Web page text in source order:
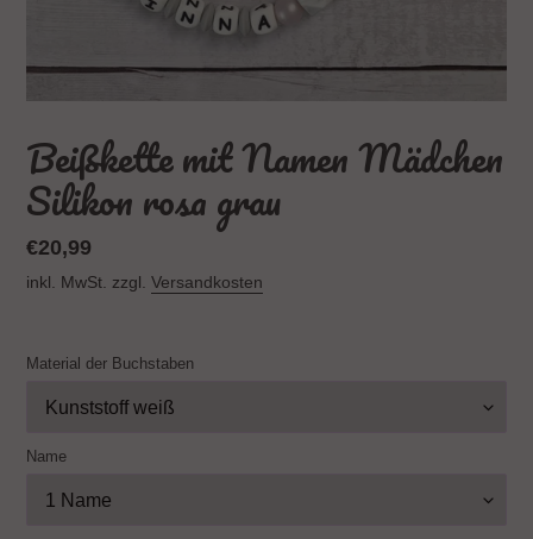
Beißkette mit Namen Mädchen
Silikon rosa grau
Normaler
Preis
€20,99
inkl. MwSt. zzgl. Versandkosten
Material der Buchstaben
Name